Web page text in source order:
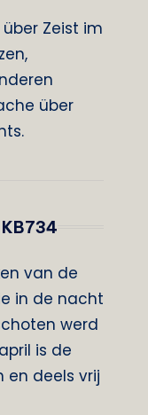
Zeist im
über
van de
in de nacht
werd
is de
en deels vrij